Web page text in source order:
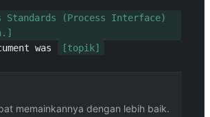
(Process Interface)
was
[topik]
memainkannya dengan lebih baik.